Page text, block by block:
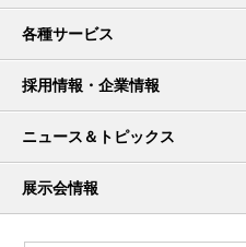
各種サービス
採用情報・企業情報
ニュース＆トピックス
展示会情報